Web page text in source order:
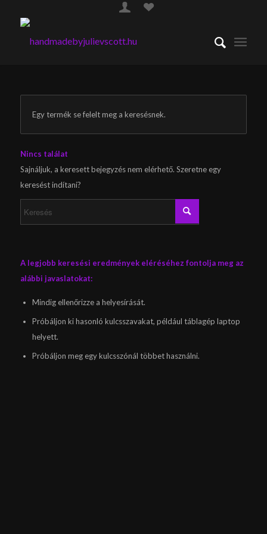
Egy termék se felelt meg a keresésnek.
Nincs találat
Sajnáljuk, a keresett bejegyzés nem elérhető. Szeretne egy
keresést indítani?
A legjobb keresési eredmények eléréséhez fontolja meg az
alábbi javaslatokat:
Mindig ellenőrizze a helyesírását.
Próbáljon ki hasonló kulcsszavakat, például táblagép laptop
helyett.
Próbáljon meg egy kulcsszónál többet használni.